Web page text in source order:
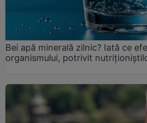
Bei apă minerală zilnic? Iată ce
organismului, potrivit